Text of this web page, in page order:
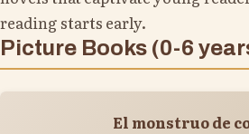
reading starts early.
Picture Books (0-6
El monstruo de